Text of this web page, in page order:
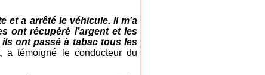
et a arrêté le véhicule. Il m’a
ont récupéré l’argent et les
ont passé à tabac tous les
a témoigné le conducteur du